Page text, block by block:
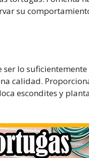
su
lo
calidad.
escondites y